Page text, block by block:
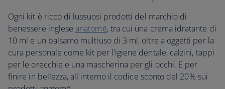
Ogni kit è ricco di lussuosi prodotti del marchio di
benessere inglese anatomē, tra cui una crema idratante di
10 ml e un balsamo multiuso di 3 ml, oltre a oggetti per la
cura personale come kit per l'igiene dentale, calzini, tappi
per le orecchie e una mascherina per gli occhi. E per
finire in bellezza, all'interno il codice sconto del 20% sui